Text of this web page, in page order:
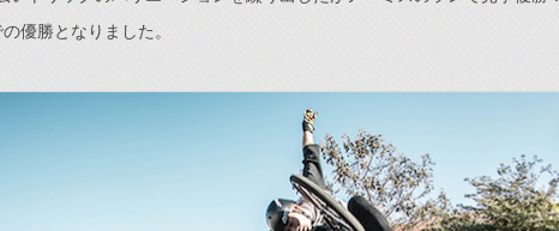
優勝となりました。